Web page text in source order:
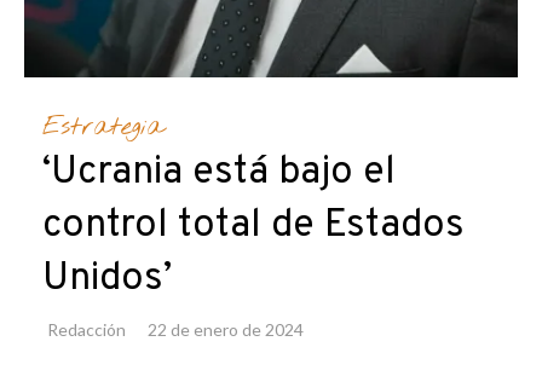
Estrategia
‘Ucrania está bajo el
control total de Estados
Unidos’
Redacción 22 de enero de 2024